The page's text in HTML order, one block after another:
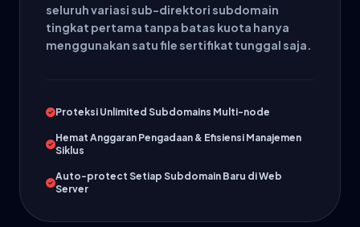
seluruh variasi sub-direktori subdomain
tingkat pertama tanpa batas kuota hanya
menggunakan satu file sertifikat tunggal saja.
Proteksi Unlimited Subdomains Multi-node
Hemat Anggaran Pengadaan & Efisiensi Manajemen
Siklus
Auto-protect Setiap Subdomain Baru di Web
Server